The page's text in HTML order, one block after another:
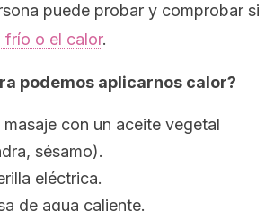
puede probar y comprobar si
frío o el calor.
podemos aplicarnos calor?
con un aceite vegetal
sésamo).
eléctrica.
de agua caliente.